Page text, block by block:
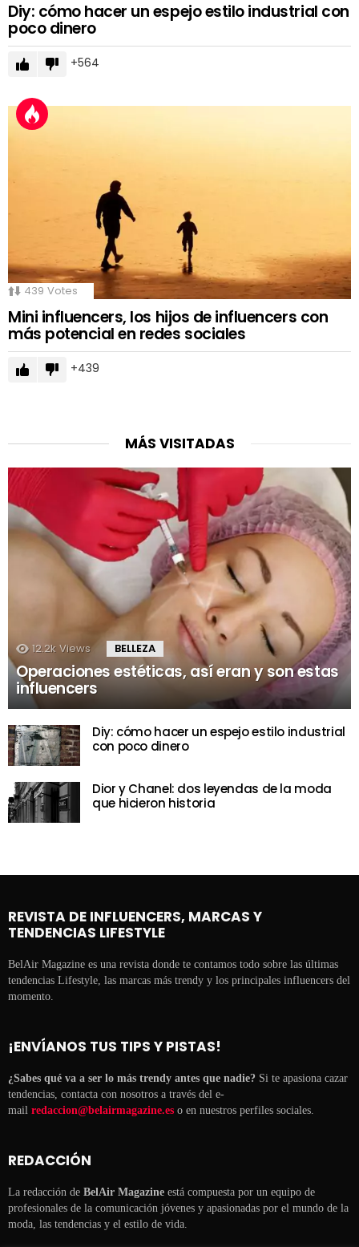
Diy: cómo hacer un espejo estilo industrial con
poco dinero
564
439 Votes
Mini influencers, los hijos de influencers con
más potencial en redes sociales
439
MÁS VISITADAS
12.2k Views BELLEZA
Operaciones estéticas, así eran y son estas
influencers
Diy: cómo hacer un espejo estilo industrial
con poco dinero
Dior y Chanel: dos leyendas de la moda
que hicieron historia
REVISTA DE INFLUENCERS, MARCAS Y
TENDENCIAS LIFESTYLE
BelAir Magazine es una revista donde te contamos todo sobre las últimas
tendencias Lifestyle, las marcas más trendy y los principales influencers del
momento.
¡ENVÍANOS TUS TIPS Y PISTAS!
¿Sabes qué va a ser lo más trendy antes que nadie? Si te apasiona cazar
tendencias, contacta con nosotros a través del e-
mail redaccion@belairmagazine.es o en nuestros perfiles sociales.
REDACCIÓN
La redacción de BelAir Magazine está compuesta por un equipo de
profesionales de la comunicación jóvenes y apasionadas por el mundo de la
moda, las tendencias y el estilo de vida.